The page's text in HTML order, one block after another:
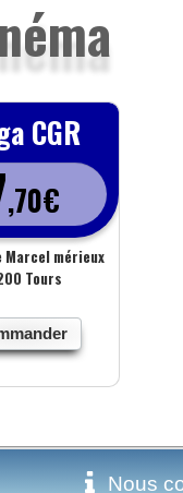
CGR
,70€
Marcel mérieux
Tours
Nous